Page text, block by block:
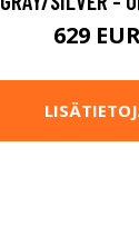
629